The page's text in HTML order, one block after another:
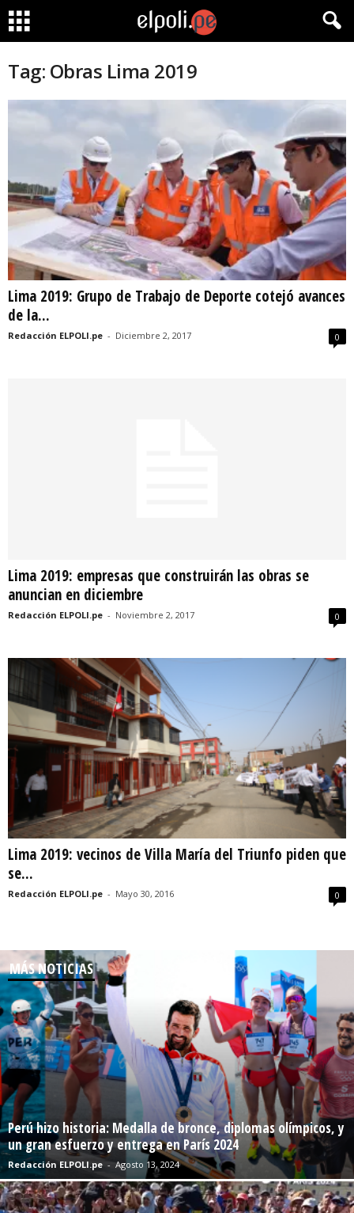
Tag: Obras Lima 2019
Lima 2019: Grupo de Trabajo de Deporte cotejó avances
de la...
Redacción ELPOLI.pe - Diciembre 2, 2017 0
Lima 2019: empresas que construirán las obras se
anuncian en diciembre
Redacción ELPOLI.pe - Noviembre 2, 2017 0
Lima 2019: vecinos de Villa María del Triunfo piden que
se...
Redacción ELPOLI.pe - Mayo 30, 2016 0
MÁS NOTICIAS
Perú hizo historia: Medalla de bronce, diplomas olímpicos, y
un gran esfuerzo y entrega en París 2024
Redacción ELPOLI.pe - Agosto 13, 2024